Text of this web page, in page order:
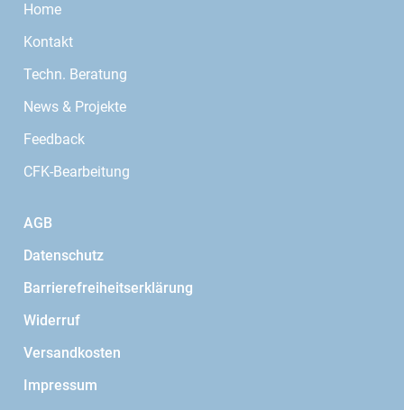
Home
Kontakt
Techn. Beratung
News & Projekte
Feedback
CFK-Bearbeitung
AGB
Datenschutz
Barrierefreiheitserklärung
Widerruf
Versandkosten
Impressum